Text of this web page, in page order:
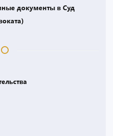
документы в Суд